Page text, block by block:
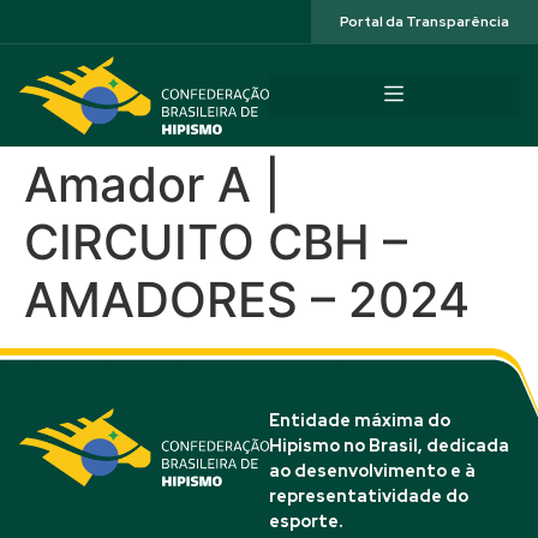
Portal da Transparência
Amador A |
CIRCUITO CBH –
AMADORES – 2024
Entidade máxima do
Hipismo no Brasil, dedicada
ao desenvolvimento e à
representatividade do
esporte.